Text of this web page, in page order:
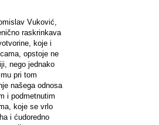
Vuković,
raskrinkava
koje i
opstoje ne
nego jednako
pri tom
našega odnosa
i podmetnutim
koje se vrlo
i ćudoredno